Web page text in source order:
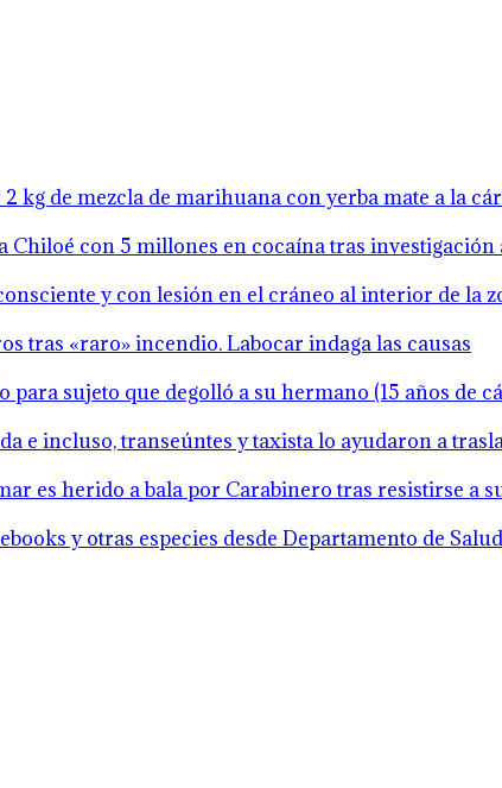
kg de mezcla de marihuana con yerba mate a la
Chiloé con 5 millones en cocaína tras investigación
y con lesión en el cráneo al interior de la
tras «raro» incendio. Labocar indaga las causas
sujeto que degolló a su hermano (15 años de
e incluso, transeúntes y taxista lo ayudaron a
es herido a bala por Carabinero tras resistirse a
y otras especies desde Departamento de